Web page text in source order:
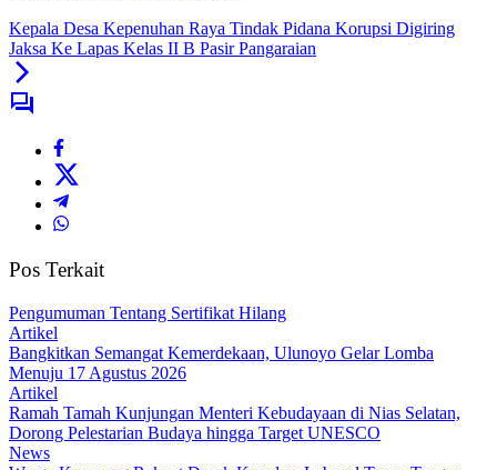
Kepala Desa Kepenuhan Raya Tindak Pidana Korupsi Digiring
Jaksa Ke Lapas Kelas II B Pasir Pangaraian
Pos Terkait
Pengumuman Tentang Sertifikat Hilang
Artikel
Bangkitkan Semangat Kemerdekaan, Ulunoyo Gelar Lomba
Menuju 17 Agustus 2026
Artikel
Ramah Tamah Kunjungan Menteri Kebudayaan di Nias Selatan,
Dorong Pelestarian Budaya hingga Target UNESCO
News